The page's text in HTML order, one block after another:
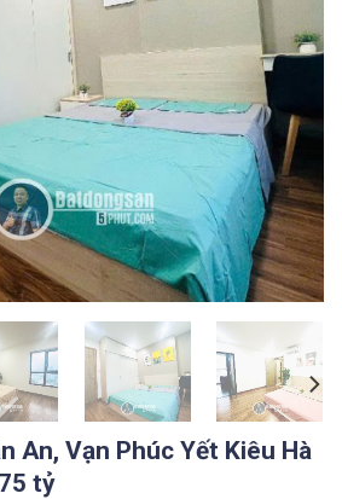
An, Vạn Phúc Yết Kiêu Hà
tỷ